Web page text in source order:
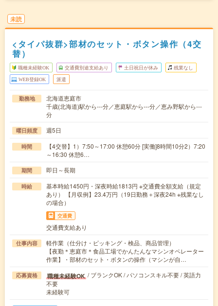
未読
<タイパ抜群>部材のセット・ボタン操作（4交
替）
職種未経験OK 交通費別途支給あり 土日祝日が休み 残業なし
WEB登録OK 派遣
勤務地
北海道恵庭市
千歳(北海道)駅から---分／恵庭駅から---分／恵み野駅から---
分
曜日頻度 週5日
時間
【4交替】1）7:50～17:00 休憩60分 [実働]8時間10分2）7:20
～16:30 休憩6…
期間 即日～長期
時給
基本時給1450円・深夜時給1813円 ※交通費全額支給（規定
あり） 【月収例】23.4万円（19日勤務＋深夜24h ※残業なし
の場合）
交通費
交通費支給あり
仕事内容
軽作業（仕分け・ピッキング・検品、商品管理）
【夜勤＊恵庭市＊食品工場でかんたんなマシンオペレーター
作業】・部材のセット・ボタンの操作（マシンが自…
応募資格 職種未経験OK / ブランクOK / パソコンスキル不要 / 英語力
不要
未経験可